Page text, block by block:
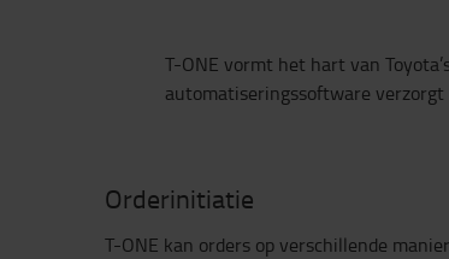
T-ONE vormt het hart van
automatiseringssoftware verzorgt
Orderinitiatie
T-ONE kan orders op verschillende